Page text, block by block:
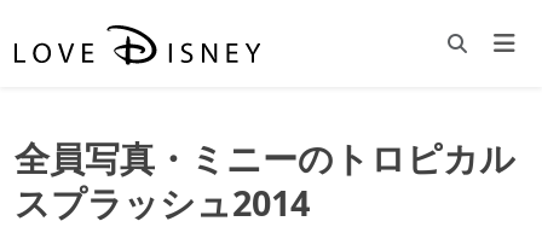
全員写真・ミニーのトロピカル
スプラッシュ2014